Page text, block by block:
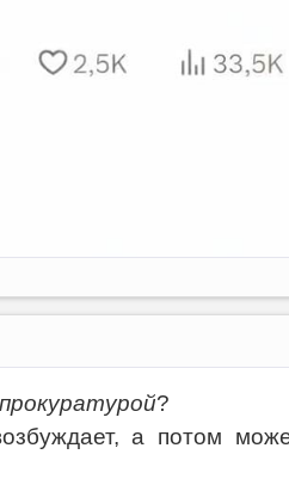
прокуратурой?
а потом